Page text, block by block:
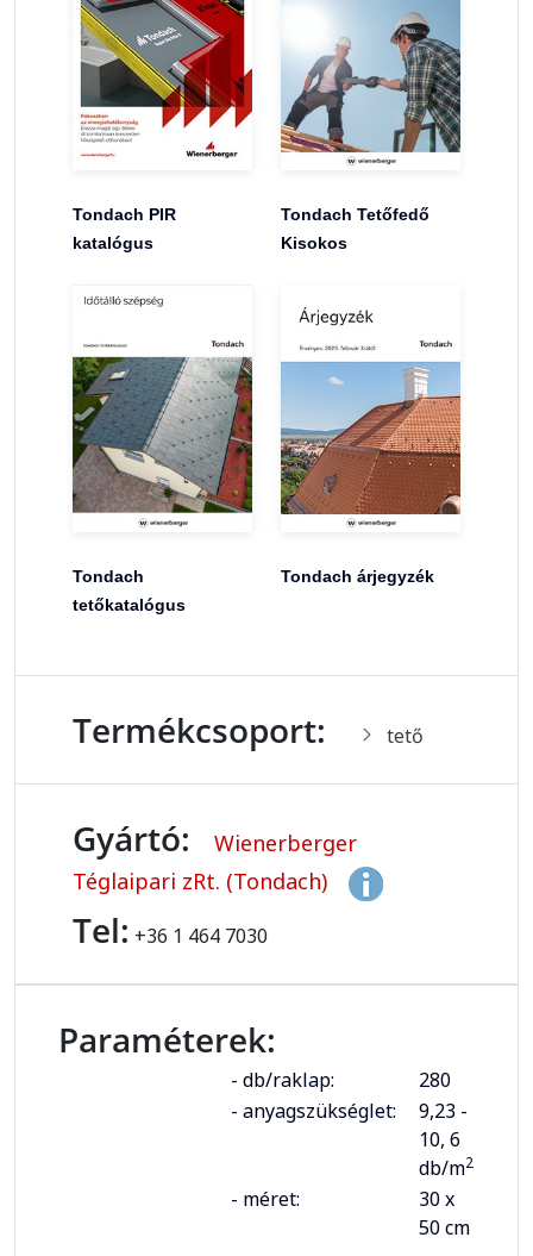
Tondach PIR
katalógus
Tondach Tetőfedő
Kisokos
Tondach
tetőkatalógus
Tondach árjegyzék
Termékcsoport: tető
Gyártó:
Wienerberger
Téglaipari zRt. (Tondach)
Tel: +36 1 464 7030
Paraméterek:
- db/raklap:
280
- anyagszükséglet:
9,23 -
10, 6
db/m2
- méret:
30 x
50 cm